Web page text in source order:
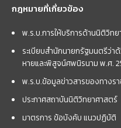
กฎหมายที่เกี่ยวข้อง
พ.ร.บ.การให้บริการด้านนิติวิท
ระเบียบสำนักนายกรัฐมนตรีว่
หายและพิสูจน์ศพนิรนาม พ.ศ.
พ.ร.บ.ข้อมูลข่าวสารของทางร
ประกาศสถาบันนิติวิทยาศาสตร์
มาตรการ ข้อบังคับ แนวปฏิบัติ